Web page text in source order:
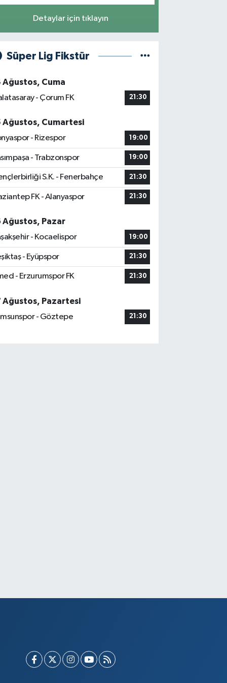
Detaylar için tıklayın
Süper Lig Fikstür
Ağustos, Cuma
- Çorum FK
21:30
Ağustos, Cumartesi
- Rizespor
19:00
- Trabzonspor 19:00
S.K. - Fenerbahçe 21:30
FK - Alanyaspor 21:30
Ağustos, Pazar
- Kocaelispor
19:00
- Eyüpspor 21:30
- Erzurumspor FK 21:30
Ağustos, Pazartesi
- Göztepe
21:30